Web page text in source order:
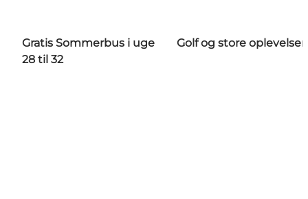
Gratis Sommerbus i uge
28 til 32
Golf og store oplevelser